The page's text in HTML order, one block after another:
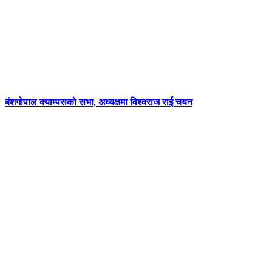
बंशगोपाल क्याम्पसको सभा, अध्यक्षमा विश्वराज राई चयन